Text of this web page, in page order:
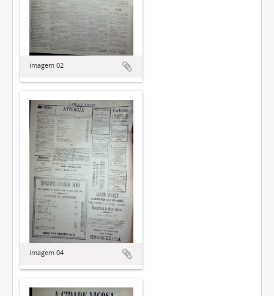
imagem 02
imagem 04